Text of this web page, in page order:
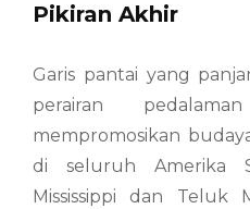
Pikiran Akhir
Garis pantai yang
perairan
mempromosikan
di seluruh Amerika
Mississippi dan Teluk